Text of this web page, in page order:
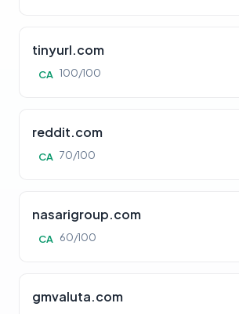
tinyurl.com
CA 100/100
reddit.com
CA 70/100
nasarigroup.com
CA 60/100
gmvaluta.com